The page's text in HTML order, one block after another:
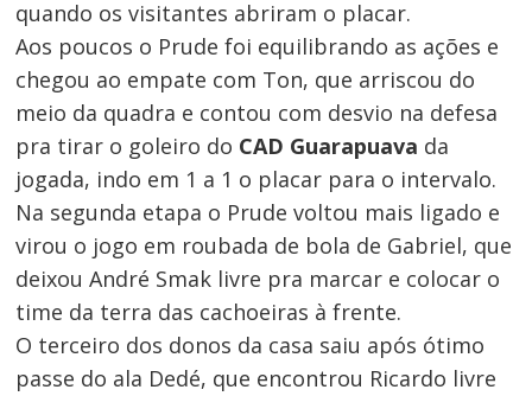
quando os visitantes abriram o placar.
Aos poucos o Prude foi equilibrando as ações e
chegou ao empate com Ton, que arriscou do
meio da quadra e contou com desvio na defesa
pra tirar o goleiro do CAD Guarapuava da
jogada, indo em 1 a 1 o placar para o intervalo.
Na segunda etapa o Prude voltou mais ligado e
virou o jogo em roubada de bola de Gabriel, que
deixou André Smak livre pra marcar e colocar o
time da terra das cachoeiras à frente.
O terceiro dos donos da casa saiu após ótimo
passe do ala Dedé, que encontrou Ricardo livre
Navegação
de
Post